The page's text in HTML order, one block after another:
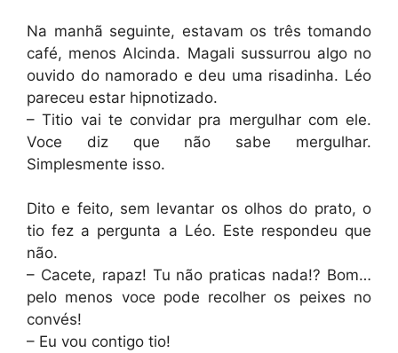
Na manhã seguinte, estavam os três tomando
café, menos Alcinda. Magali sussurrou algo no
ouvido do namorado e deu uma risadinha. Léo
pareceu estar hipnotizado.
– Titio vai te convidar pra mergulhar com ele.
Voce diz que não sabe mergulhar.
Simplesmente isso.
Dito e feito, sem levantar os olhos do prato, o
tio fez a pergunta a Léo. Este respondeu que
não.
– Cacete, rapaz! Tu não praticas nada!? Bom…
pelo menos voce pode recolher os peixes no
convés!
– Eu vou contigo tio!